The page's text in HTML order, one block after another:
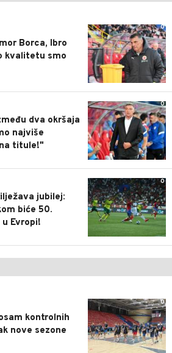
0
Borca, Ibro
kvalitetu smo
0
dva okršaja
najviše
titule!"
0
jubilej:
biće 50.
Evropi!
0
kontrolnih
nove sezone